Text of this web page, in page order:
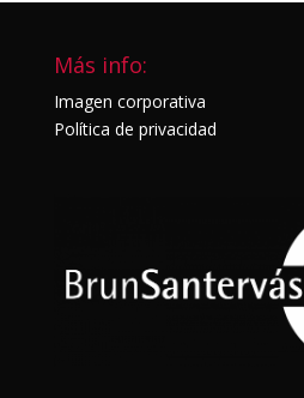
Más info:
Imagen corporativa
Política de privacidad